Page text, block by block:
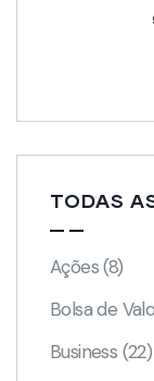
TODAS
Ações (8)
Bolsa de
Business (22)